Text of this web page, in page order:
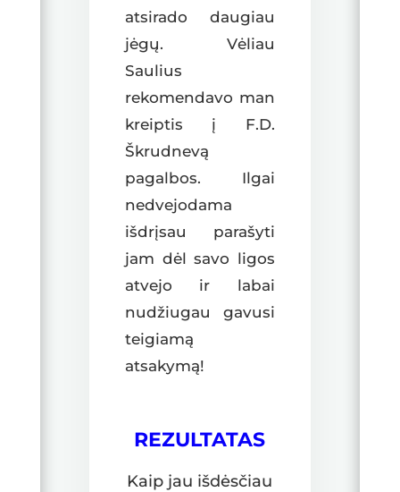
atsirado daugiau
jėgų. Vėliau
Saulius
rekomendavo man
kreiptis į F.D.
Škrudnevą
pagalbos. Ilgai
nedvejodama
išdrįsau parašyti
jam dėl savo ligos
atvejo ir labai
nudžiugau gavusi
teigiamą
atsakymą!
REZULTATAS
Kaip jau išdėsčiau